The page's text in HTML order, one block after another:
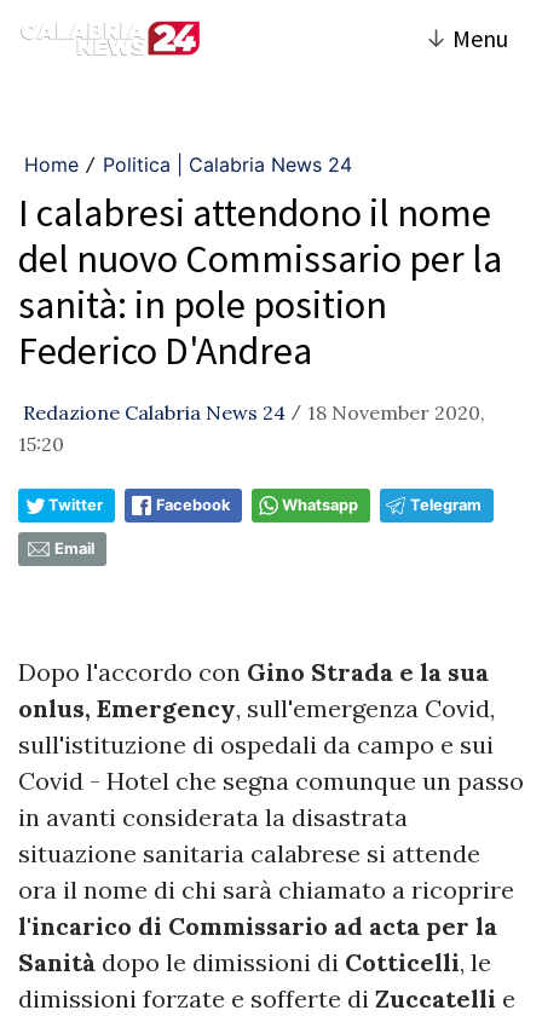
↓ Menu
Home / Politica | Calabria News 24
I calabresi attendono il nome
del nuovo Commissario per la
sanità: in pole position
Federico D'Andrea
Redazione Calabria News 24 / 18 November 2020,
15:20
Twitter Facebook Whatsapp Telegram
Email
Dopo l'accordo con Gino Strada e la sua
onlus, Emergency, sull'emergenza Covid,
sull'istituzione di ospedali da campo e sui
Covid - Hotel che segna comunque un passo
in avanti considerata la disastrata
situazione sanitaria calabrese si attende
ora il nome di chi sarà chiamato a ricoprire
l'incarico di Commissario ad acta per la
Sanità dopo le dimissioni di Cotticelli, le
dimissioni forzate e sofferte di Zuccatelli e